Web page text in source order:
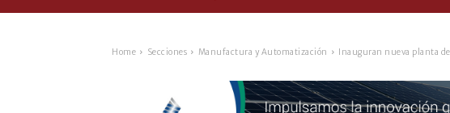
Home Secciones Manufactura y Automatización Inauguran nueva planta